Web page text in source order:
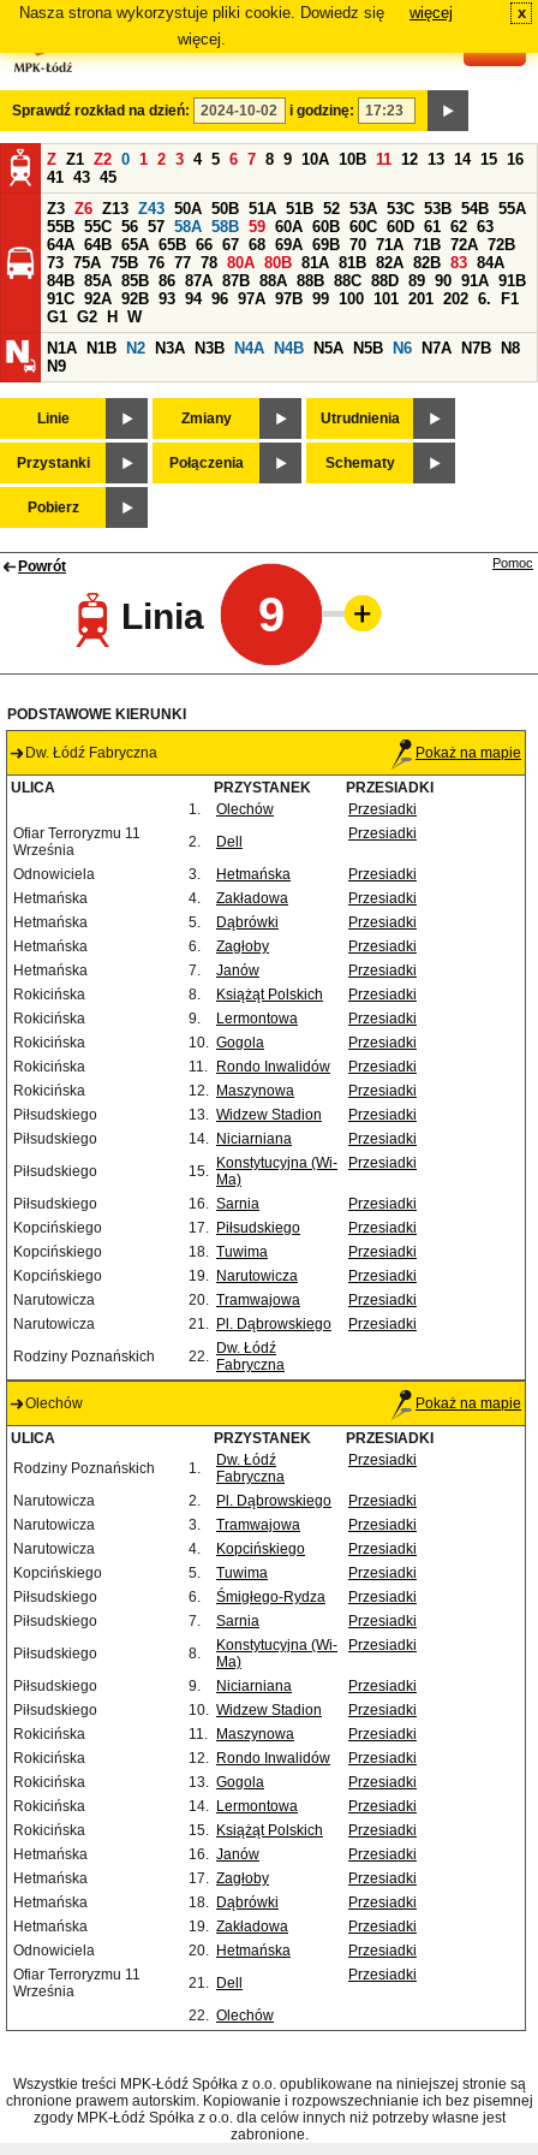
Nasza strona wykorzystuje pliki cookie. Dowiedz się
więcej.
więcej x
Sprawdź rozkład na dzień: i godzinę:
Z Z1 Z2 0 1 2 3 4 5 6 7 8 9 10A 10B 11 12 13 14 15 16
41 43 45
Z3 Z6 Z13 Z43 50A 50B 51A 51B 52 53A 53C 53B 54B 55A
55B 55C 56 57 58A 58B 59 60A 60B 60C 60D 61 62 63
64A 64B 65A 65B 66 67 68 69A 69B 70 71A 71B 72A 72B
73 75A 75B 76 77 78 80A 80B 81A 81B 82A 82B 83 84A
84B 85A 85B 86 87A 87B 88A 88B 88C 88D 89 90 91A 91B
91C 92A 92B 93 94 96 97A 97B 99 100 101 201 202 6.
F1
G1 G2 H
W
N1A
N1B N2 N3A N3B N4A N4B N5A N5B N6 N7A N7B
N8
N9
Linie Zmiany Utrudnienia
Przystanki Połączenia Schematy
Pobierz
Powrót
Linia 9
Pomoc
PODSTAWOWE KIERUNKI
Dw. Łódź Fabryczna Pokaż na mapie
ULICA PRZYSTANEK
PRZESIADKI
1.
Olechów
Przesiadki
Ofiar Terroryzmu 11
Września
2. Dell Przesiadki
Odnowiciela 3. Hetmańska
Przesiadki
Hetmańska
4. Zakładowa
Przesiadki
Hetmańska
5. Dąbrówki
Przesiadki
Hetmańska
6. Zagłoby
Przesiadki
Hetmańska
7. Janów
Przesiadki
Rokicińska
8. Książąt Polskich
Przesiadki
Rokicińska
9. Lermontowa
Przesiadki
Rokicińska
10. Gogola
Przesiadki
Rokicińska
11. Rondo Inwalidów
Przesiadki
Rokicińska
12. Maszynowa
Przesiadki
Piłsudskiego
13. Widzew Stadion
Przesiadki
Piłsudskiego
14. Niciarniana
Przesiadki
Piłsudskiego
15. Konstytucyjna (Wi-
Ma)
Przesiadki
Piłsudskiego 16. Sarnia
Przesiadki
Kopcińskiego
17. Piłsudskiego
Przesiadki
Kopcińskiego
18. Tuwima
Przesiadki
Kopcińskiego
19. Narutowicza
Przesiadki
Narutowicza
20. Tramwajowa
Przesiadki
Narutowicza
21. Pl. Dąbrowskiego
Przesiadki
Rodziny Poznańskich
22. Dw. Łódź
Fabryczna
Olechów Pokaż na mapie
ULICA PRZYSTANEK
PRZESIADKI
Rodziny Poznańskich
1.
Dw. Łódź
Fabryczna
Przesiadki
Narutowicza 2. Pl. Dąbrowskiego
Przesiadki
Narutowicza
3. Tramwajowa
Przesiadki
Narutowicza
4. Kopcińskiego
Przesiadki
Kopcińskiego
5. Tuwima
Przesiadki
Piłsudskiego
6. Śmigłego-Rydza
Przesiadki
Piłsudskiego
7. Sarnia
Przesiadki
Piłsudskiego
8.
Konstytucyjna (Wi-
Ma)
Przesiadki
Piłsudskiego 9. Niciarniana
Przesiadki
Piłsudskiego
10. Widzew Stadion
Przesiadki
Rokicińska
11. Maszynowa
Przesiadki
Rokicińska
12. Rondo Inwalidów
Przesiadki
Rokicińska
13. Gogola
Przesiadki
Rokicińska
14. Lermontowa
Przesiadki
Rokicińska
15. Książąt Polskich
Przesiadki
Hetmańska
16. Janów
Przesiadki
Hetmańska
17. Zagłoby
Przesiadki
Hetmańska
18. Dąbrówki
Przesiadki
Hetmańska
19. Zakładowa
Przesiadki
Odnowiciela
20. Hetmańska
Przesiadki
Ofiar Terroryzmu 11
Września
21. Dell Przesiadki
22. Olechów
Wszystkie treści MPK-Łódź Spółka z o.o. opublikowane na niniejszej stronie są
chronione prawem autorskim. Kopiowanie i rozpowszechnianie ich bez pisemnej
zgody MPK-Łódź Spółka z o.o. dla celów innych niż potrzeby własne jest
zabronione.